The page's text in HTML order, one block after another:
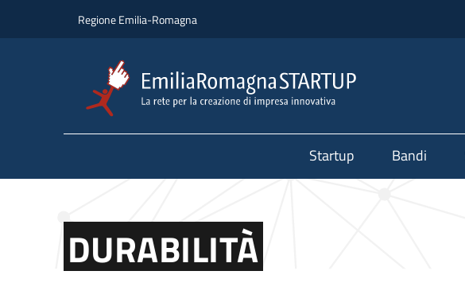
Regione Emilia-Romagna
Startup Bandi
DURABILITÀ